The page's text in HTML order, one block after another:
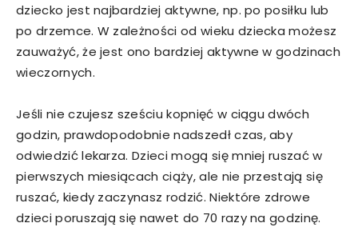
dziecko jest najbardziej aktywne, np. po posiłku lub
po drzemce. W zależności od wieku dziecka możesz
zauważyć, że jest ono bardziej aktywne w godzinach
wieczornych.
Jeśli nie czujesz sześciu kopnięć w ciągu dwóch
godzin, prawdopodobnie nadszedł czas, aby
odwiedzić lekarza. Dzieci mogą się mniej ruszać w
pierwszych miesiącach ciąży, ale nie przestają się
ruszać, kiedy zaczynasz rodzić. Niektóre zdrowe
dzieci poruszają się nawet do 70 razy na godzinę.